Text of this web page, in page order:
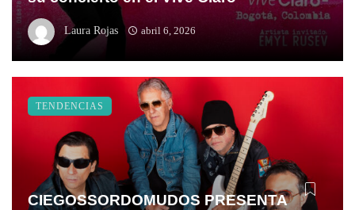
Laura Rojas abril 6, 2026
CIEGOSSORDOMUDOS PRESENTA
TENDENCIAS